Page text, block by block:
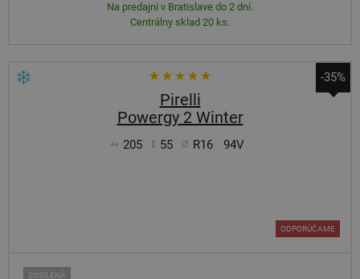
Na predajni v Bratislave do 2 dní.
Centrálny sklad 20 ks.
-35%
Pirelli
Powergy 2 Winter
205 55 R16 94V
ZOSÍLENÁ
ODPORÚČAME